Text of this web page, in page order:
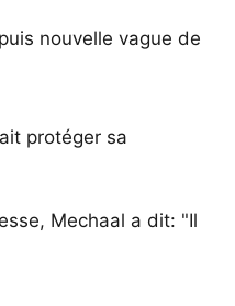
nouvelle vague de
protéger sa
Mechaal a dit: "Il